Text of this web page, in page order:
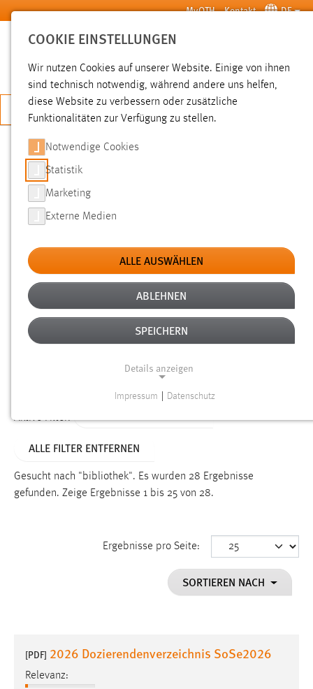
Zum Hauptinhalt springen MyOTH Kontakt DE
SUCHE
JETZT BEWERBEN
SUCHE
FILTER
Typ
Erstellungsdatum
Alter
Aktive Filter:
ALLE FILTER ENTFERNEN
Gesucht nach "bibliothek". Es wurden 28 Ergebnisse
gefunden. Zeige Ergebnisse 1 bis 25 von 28.
Ergebnisse pro Seite:
SORTIEREN NACH
[PDF] 2026 Dozierendenverzeichnis SoSe2026
Relevanz:
COOKIE EINSTELLUNGEN
Wir nutzen Cookies auf unserer Website. Einige von ihnen
sind technisch notwendig, während andere uns helfen,
diese Website zu verbessern oder zusätzliche
Funktionalitäten zur Verfügung zu stellen.
Notwendige Cookies
Statistik
Marketing
Externe Medien
ALLE AUSWÄHLEN
ABLEHNEN
SPEICHERN
Details anzeigen
Funktionen und sind für die einwandfreie Funktion der
Einverständnis
cookie_consent
Dieser Cookie speichert die ausgewählten Einverständnis-
Performance
Impressum Datenschutz